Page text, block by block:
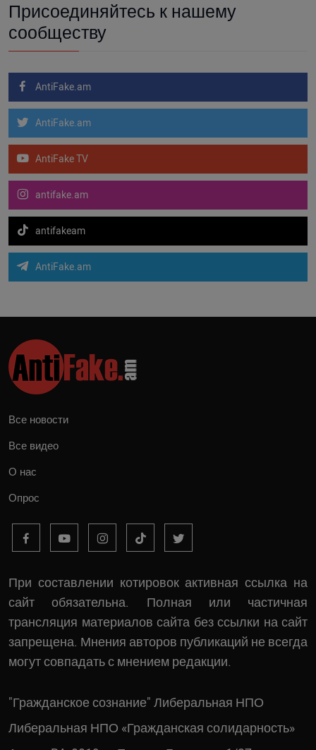
Присоединяйтесь к нашему
сообществу
AntiFake.am
AntiFake.am
AntiFake TV
antifake.am
antifakeam
AntiFake.am
Все новости
Все видео
О нас
Опрос
При составлении котировок активная ссылка на
сайт обязательна. Полная или частичная
трансляция материалов сайта без ссылки на сайт
запрещена. Мнения авторов публикаций не всегда
могут совпадать с мнением редакции.
"Гражданское сознание" Либеральная НПО
Либеральная НПО «Гражданская солидарность»